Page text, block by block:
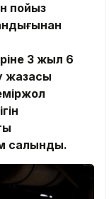
пойыз
3 жыл 6
жазасы
салынды.